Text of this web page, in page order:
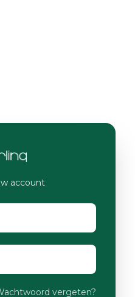
account
vergeten?